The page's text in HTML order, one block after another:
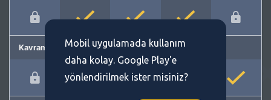
Kavram önermeMobil uygulamada kullanım
daha kolay. Google Play'e
yönlendirilmek ister misiniz?